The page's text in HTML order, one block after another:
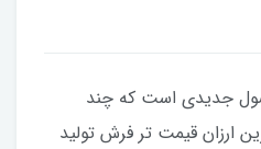
جدیدی است که چند
ارزان قیمت تر فرش تولید